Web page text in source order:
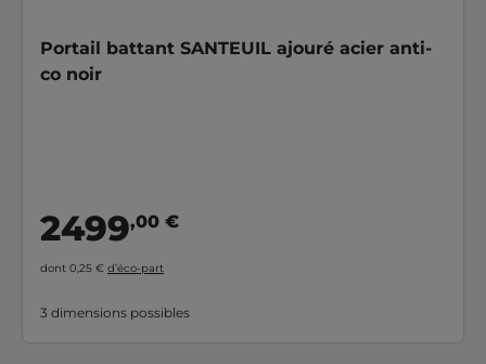
Portail battant SANTEUIL ajouré acier anti-
co noir
2499,00 €
dont 0,25 € d’éco-part
3 dimensions possibles